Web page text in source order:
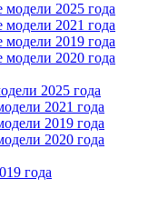
модели 2025 года
модели 2021 года
модели 2019 года
модели 2020 года
2025 года
2021 года
2019 года
2020 года
года